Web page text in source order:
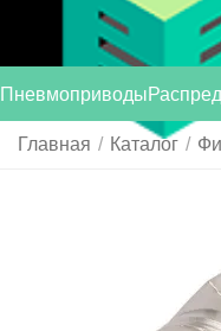
Пневмоприводы
Главная / Каталог /